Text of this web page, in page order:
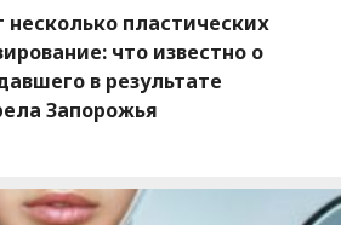
пластических
что известно о
в результате
Запорожья